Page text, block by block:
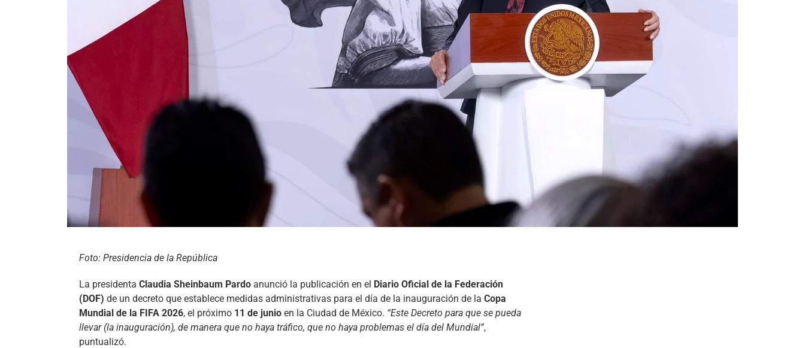
Foto: Presidencia de la República
La presidenta Claudia Sheinbaum Pardo anunció la publicación en el Diario Oficial de la Federación
(DOF) de un decreto que establece medidas administrativas para el día de la inauguración de la Copa
Mundial de la FIFA 2026, el próximo 11 de junio en la Ciudad de México. “Este Decreto para que se pueda
llevar (la inauguración), de manera que no haya tráfico, que no haya problemas el día del Mundial”,
puntualizó.